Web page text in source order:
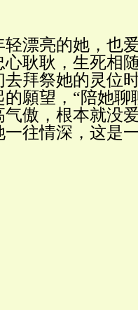
漂亮的她，也
耿耿，生死相
拜祭她的灵位
願望， “陪她聊
傲，根本就没
往情深，这是